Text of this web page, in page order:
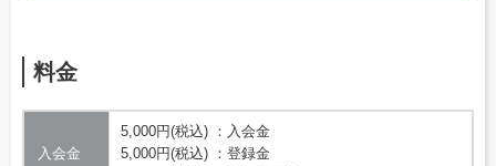
料金
入会金
5,000円(税込) ：入会金
5,000円(税込) ：登録金